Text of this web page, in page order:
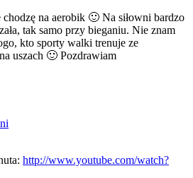
na aerobik 🙂 Na siłowni bardzo
tak samo przy bieganiu. Nie znam
kto sporty walki trenuje ze
uszach 🙂 Pozdrawiam
http://www.youtube.com/watch?